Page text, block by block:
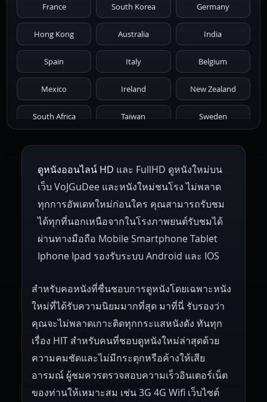
1976 1975 1974 1973 1972
1971 1970 1969 1968 1967
1966 1965 1964 1963 1962
1959 1955
1945 1942 1941 1940 1939
1937 1930
France South Korea Germany
Hong Kong Australia India
Spain Italy Belgium
Mexico Ireland New Zealand
South Africa Taiwan Sweden
Netherlands Russia Poland
Hungary Denmark Bulgaria
Czech Republic Brazil Turkey
ดูหนังออนไลน์ HD และ FullHD ดูหนังใหม่บน
เว็บ VoJGuDee และหนังใหม่ชนโรง ไม่พลาด
ทุกการอัพเดทใหม่ก่อนใคร คุณสามารถรับชม
ได้ทุกที่นอกเหนือจากในโรงภาพยนต์รับชมได้
ผ่านทางมือถือ Mobile Smartphone Tablet
Iphone Ipad รองรับระบบ Android และ IOS
สำหรับคอหนังที่ชื่นชอบการดูหนังโดยเฉพาะหนัง
ใหม่ที่ได้รับความนิยมมากที่สุด มาที่นี่ รับรองว่า
คุณจะไม่พลาดเกาะติดทุกกระแสหนังดัง ทันทุก
เรื่อง HIT สำหรับคนที่ชอบดูหนังใหม่ล่าสุดด้วย
ความคมชัดและไม่มีกระตุกหรือค้างให้เสีย
อารมณ์ ผู้ชมควรตรวจสอบความเร็วอินเตอร์เน็ต
ของท่านให้เหมาะสม เช่น 3G 4G Wifi เว็บไซต์